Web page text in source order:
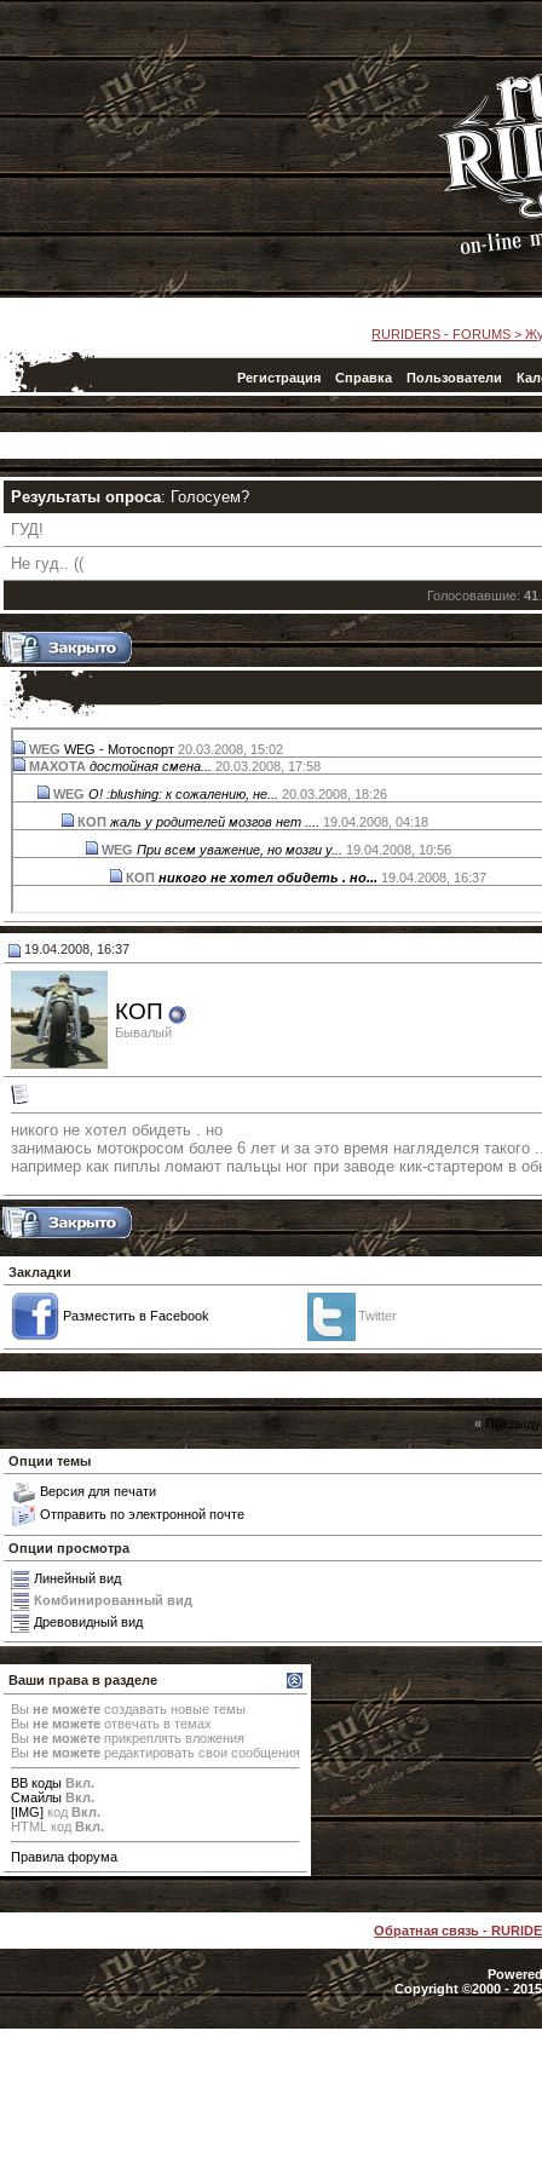
RURIDERS - FORUMS >
Регистрация Справка Пользователи
Результаты опроса: Голосуем?
ГУД!
Не гуд.. ((
Голосовавшие:41
WEG WEG - Мотоспорт 20.03.2008, 15:02
MAXOTA достойная смена... 20.03.2008, 17:58
WEG О! :blushing: к сожалению, не... 20.03.2008, 18:26
КОП жаль у родителей мозгов нет .... 19.04.2008, 04:18
WEG При всем уважение, но мозги у... 19.04.2008, 10:56
КОП никого не хотел обидеть . но... 19.04.2008, 16:37
19.04.2008, 16:37
КОП
Бывалый
никого не хотел обидеть . но
занимаюсь мотокросом более 6 лет и за это время нагляделся такого
например как пиплы ломают пальцы ног при заводе кик-стартером в
Закладки
Разместить в Facebook Twitter
«
Опции темы
Версия для печати
Отправить по электронной почте
Опции просмотра
Линейный вид
Комбинированный вид
Древовидный вид
Ваши права в разделе
Вы не можете создавать новые темы
Вы не можете отвечать в темах
Вы не можете прикреплять вложения
Вы не можете редактировать свои сообщения
BB коды Вкл.
Смайлы Вкл.
[IMG] код Вкл.
HTML код Вкл.
Правила форума
Обратная связь -
Copyright ©2000 -